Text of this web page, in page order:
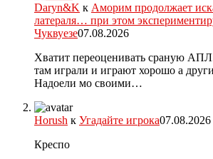
Daryn&K к Аморим продолжает
латераля… при этом
Чуквуезе07.08.2026
Хватит переоценивать сраную
там играли и играют хорошо а
Надоели мо своими…
Horush к Угадайте игрока07.08.2026
Креспо